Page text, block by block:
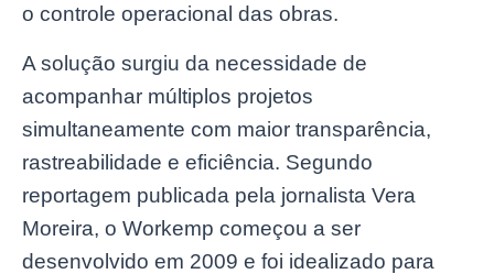
o controle operacional das obras.
A solução surgiu da necessidade de
acompanhar múltiplos projetos
simultaneamente com maior transparência,
rastreabilidade e eficiência. Segundo
reportagem publicada pela jornalista Vera
Moreira, o Workemp começou a ser
desenvolvido em 2009 e foi idealizado para